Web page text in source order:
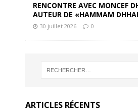
RENCONTRE AVEC MONCEF
AUTEUR DE «HAMMAM
30 juillet 2026 0
ARTICLES RÉCENTS